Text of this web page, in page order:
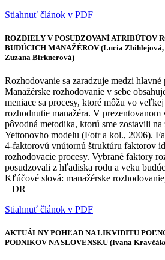
Stiahnuť článok v PDF
ROZDIELY V POSUDZOVANÍ ATRIBÚTOV
BUDÚCICH MANAŽÉROV (Lucia
Zuzana Birknerová)
Rozhodovanie sa zaradzuje medzi
Manažérske rozhodovanie v sebe
meniace sa procesy, ktoré môžu vo
rozhodnutie manažéra. V prezentovanom
pôvodná metodika, ktorú sme zostavili
Yettonovho modelu (Fotr a kol., 2006).
4-faktorovú vnútornú štruktúru faktorov
rozhodovacie procesy. Vybrané faktory
posudzovali z hľadiska rodu a veku
Kľúčové slová: manažérske
– DR
Stiahnuť článok v PDF
AKTUÁLNY POHĽAD NA LIKVIDITU
PODNIKOV NA SLOVENSKU (Ivana